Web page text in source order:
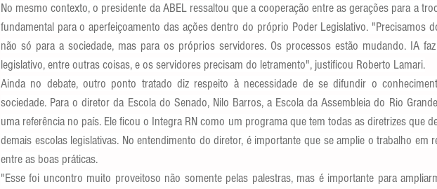
No mesmo contexto, o presidente da ABEL ressaltou que a cooperação entre as gerações para a
fundamental para o aperfeiçoamento das ações dentro do próprio Poder Legislativo. "Precisamos
não só para a sociedade, mas para os próprios servidores. Os processos estão mudando. IA
legislativo, entre outras coisas, e os servidores precisam do letramento", justificou Roberto Lamari.
Ainda no debate, outro ponto tratado diz respeito à necessidade de se difundir o
sociedade. Para o diretor da Escola do Senado, Nilo Barros, a Escola da Assembleia do Rio
uma referência no país. Ele ficou o Integra RN como um programa que tem todas as diretrizes que
demais escolas legislativas. No entendimento do diretor, é importante que se amplie o trabalho em
entre as boas práticas.
"Esse foi uncontro muito proveitoso não somente pelas palestras, mas é importante para